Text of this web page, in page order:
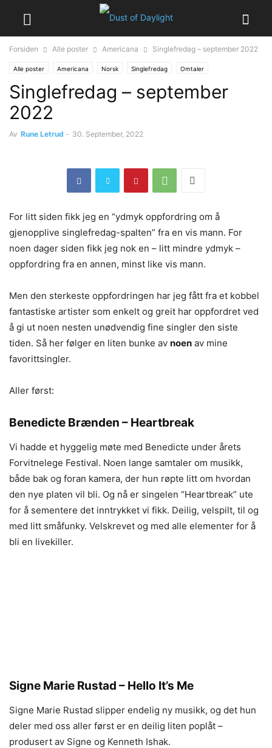
Forsiden Alle poster Americana Singlefredag – september 2022
Alle poster Americana Norsk Singlefredag Omtaler
Singler og EPer
Singlefredag – september
2022
Av Rune Letrud - 30. September, 2022
For litt siden fikk jeg en “ydmyk oppfordring om å
gjenopplive singlefredag-spalten” fra en vis mann. For
noen dager siden fikk jeg nok en – litt mindre ydmyk –
oppfordring fra en annen, minst like vis mann.
Men den sterkeste oppfordringen har jeg fått fra et kobbel
fantastiske artister som enkelt og greit har oppfordret ved
å gi ut noen nesten unødvendig fine singler den siste
tiden. Så her følger en liten bunke av noen av mine
favorittsingler.
Aller først:
Benedicte Brænden – Heartbreak
Vi hadde et hyggelig møte med Benedicte under årets
Forvitnelege Festival. Noen lange samtaler om musikk,
både bak og foran kamera, der hun røpte litt om hvordan
den nye platen vil bli. Og nå er singelen “Heartbreak” ute
for å sementere det inntrykket vi fikk. Deilig, velspilt, til og
med litt småfunky. Velskrevet og med alle elementer for å
bli en livekiller.
Signe Marie Rustad – Hello It’s Me
Signe Marie Rustad slipper endelig ny musikk, og det hun
deler med oss aller først er en deilig liten poplåt –
produsert av Signe og Kenneth Ishak.